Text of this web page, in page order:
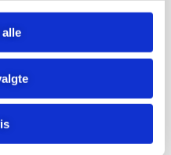
gøre nu.
den